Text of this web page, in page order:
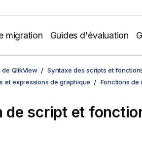
migration Guides d'évaluation
de QlikView
Syntaxe des scripts et
et expressions de graphique
Fonctions de
de script et